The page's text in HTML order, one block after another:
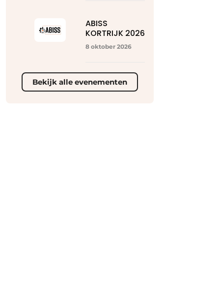
ABISS
KORTRIJK 2026
8 oktober 2026
Bekijk alle evenementen